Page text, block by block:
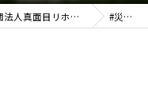
埼玉県入間郡のリフォームなら一般社団法人真面目リホーム #災害